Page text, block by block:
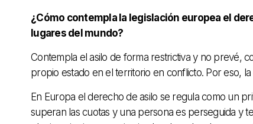
¿Cómo contempla la legislación europea el
lugares del mundo?
Contempla el asilo de forma restrictiva y no prevé,
propio estado en el territorio en conflicto. Por eso,
En Europa el derecho de asilo se regula como un
superan las cuotas y una persona es perseguida y